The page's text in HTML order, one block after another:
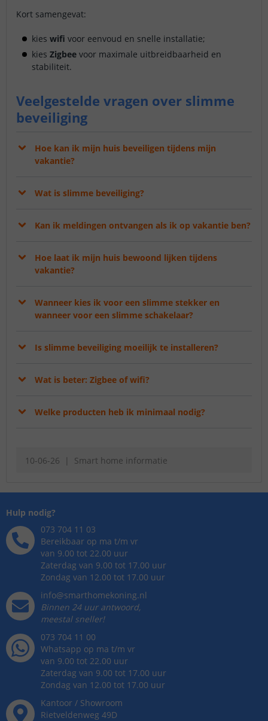
Kort samengevat:
kies wifi voor eenvoud en snelle installatie;
kies Zigbee voor maximale uitbreidbaarheid en
stabiliteit.
Veelgestelde vragen over slimme
beveiliging
Hoe kan ik mijn huis beveiligen tijdens mijn
vakantie?
Wat is slimme beveiliging?
Kan ik meldingen ontvangen als ik op vakantie ben?
Hoe laat ik mijn huis bewoond lijken tijdens
vakantie?
Wanneer kies ik voor een slimme stekker en
wanneer voor een slimme schakelaar?
Is slimme beveiliging moeilijk te installeren?
Wat is beter: Zigbee of wifi?
Welke producten heb ik minimaal nodig?
10-06-26 Smart home informatie
Hulp nodig?
073 704 11 03
Bereikbaar op ma t/m vr
van 9.00 tot 22.00 uur
Zaterdag van 9.00 tot 17.00 uur
Zondag van 12.00 tot 17.00 uur
info@smarthomekoning.nl
Binnen 24 uur antwoord,
meestal sneller!
073 704 11 00
Whatsapp op ma t/m vr
van 9.00 tot 22.00 uur
Zaterdag van 9.00 tot 17.00 uur
Zondag van 12.00 tot 17.00 uur
Kantoor / Showroom
Rietveldenweg 49D